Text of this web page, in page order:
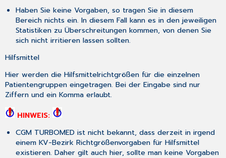
Haben Sie keine Vorgaben, so tragen Sie in diesem
Bereich nichts ein. In diesem Fall kann es in den jeweiligen
Statistiken zu Überschreitungen kommen, von denen Sie
sich nicht irritieren lassen sollten.
Hilfsmittel
Hier werden die Hilfsmittelrichtgrößen für die einzelnen
Patientengruppen eingetragen. Bei der Eingabe sind nur
Ziffern und ein Komma erlaubt.
HINWEIS:
CGM TURBOMED ist nicht bekannt, dass derzeit in irgend
einem KV-Bezirk Richtgrößenvorgaben für Hilfsmittel
existieren. Daher gilt auch hier, sollte man keine Vorgaben